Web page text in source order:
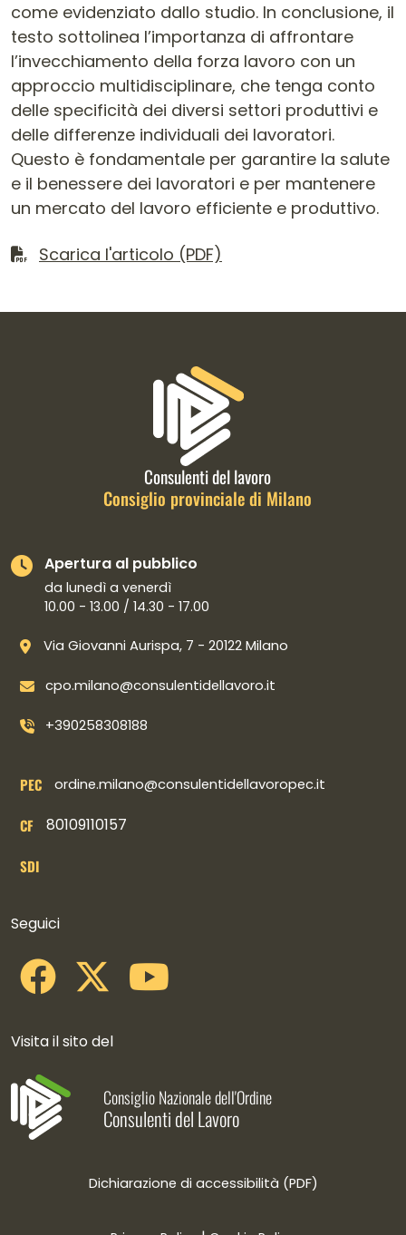
come evidenziato dallo studio. In conclusione, il
testo sottolinea l’importanza di affrontare
l’invecchiamento della forza lavoro con un
approccio multidisciplinare, che tenga conto
delle specificità dei diversi settori produttivi e
delle differenze individuali dei lavoratori.
Questo è fondamentale per garantire la salute
e il benessere dei lavoratori e per mantenere
un mercato del lavoro efficiente e produttivo.
Scarica il file
Scarica l'articolo (PDF)
Informazioni di contatto e link
Consulenti del lavoro
Consiglio provinciale di Milano
Apertura al pubblico
da lunedì a venerdì
10.00 - 13.00 / 14.30 - 17.00
Via Giovanni Aurispa, 7 - 20122 Milano
cpo.milano@consulentidellavoro.it
+390258308188
PEC ordine.milano@consulentidellavoropec.it
CF 80109110157
SDI
Seguici
Visita il sito del
Consiglio Nazionale dell'Ordine
Consulenti del Lavoro
Dichiarazione di accessibilità (PDF)